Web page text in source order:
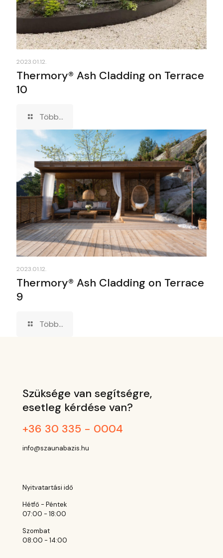
2023.01.12.
Thermory® Ash Cladding on Terrace
10
Több...
2023.01.12.
Thermory® Ash Cladding on Terrace
9
Több...
Szüksége van segítségre,
esetleg kérdése van?
+36 30 335 - 0004
info@szaunabazis.hu
Nyitvatartási idő
Hétfő - Péntek
07:00 - 18:00
Szombat
08:00 - 14:00